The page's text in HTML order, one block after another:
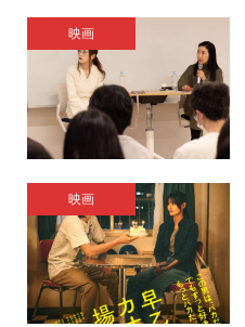
映画
映画